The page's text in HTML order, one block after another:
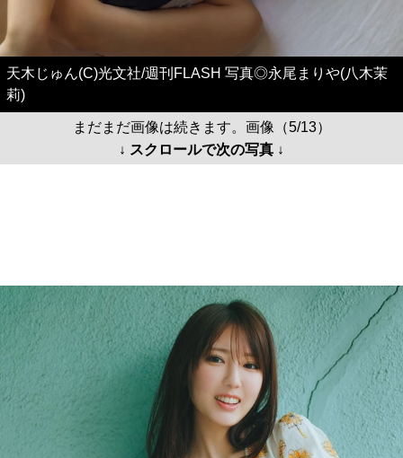
天木じゅん(C)光文社/週刊FLASH 写真◎永尾まりや(八木茉
莉)
まだまだ画像は続きます。画像（5/13）
↓ スクロールで次の写真 ↓